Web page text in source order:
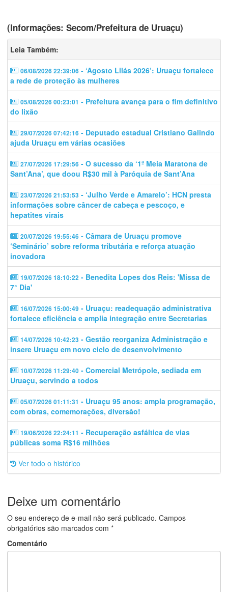
(Informações: Secom/Prefeitura de Uruaçu)
Leia Também:
06/08/2026 22:39:06 - ‘Agosto Lilás 2026’: Uruaçu fortalece
a rede de proteção às mulheres
05/08/2026 00:23:01 - Prefeitura avança para o fim definitivo
do lixão
29/07/2026 07:42:16 - Deputado estadual Cristiano Galindo
ajuda Uruaçu em várias ocasiões
27/07/2026 17:29:56 - O sucesso da ‘1ª Meia Maratona de
Sant’Ana’, que doou R$30 mil à Paróquia de Sant’Ana
23/07/2026 21:53:53 - ‘Julho Verde e Amarelo’: HCN presta
informações sobre câncer de cabeça e pescoço, e
hepatites virais
20/07/2026 19:55:46 - Câmara de Uruaçu promove
‘Seminário’ sobre reforma tributária e reforça atuação
inovadora
19/07/2026 18:10:22 - Benedita Lopes dos Reis: 'Missa de
7° Dia'
16/07/2026 15:00:49 - Uruaçu: readequação administrativa
fortalece eficiência e amplia integração entre Secretarias
14/07/2026 10:42:23 - Gestão reorganiza Administração e
insere Uruaçu em novo ciclo de desenvolvimento
10/07/2026 11:29:40 - Comercial Metrópole, sediada em
Uruaçu, servindo a todos
05/07/2026 01:11:31 - Uruaçu 95 anos: ampla programação,
com obras, comemorações, diversão!
19/06/2026 22:24:11 - Recuperação asfáltica de vias
públicas soma R$16 milhões
Ver todo o histórico
Deixe um comentário
O seu endereço de e-mail não será publicado. Campos
obrigatórios são marcados com *
Comentário